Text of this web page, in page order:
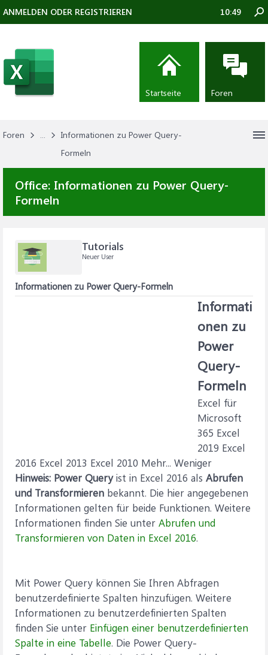
Foren ...
Informationen zu Power Query-
Formeln
Office: Informationen zu Power Query-
Formeln
Tutorials
Neuer User
Informationen zu Power Query-Formeln
Informati
onen zu
Power
Query-
Formeln
Excel für
Microsoft
365 Excel
2019 Excel
2016 Excel 2013 Excel 2010 Mehr... Weniger
Hinweis: Power Queryist in Excel 2016 als Abrufen
und Transformieren bekannt. Die hier angegebenen
Informationen gelten für beide Funktionen. Weitere
Informationen finden Sie unter Abrufen und
Transformieren von Daten in Excel 2016.
Mit Power Query können Sie Ihren Abfragen
benutzerdefinierte Spalten hinzufügen. Weitere
Informationen zu benutzerdefinierten Spalten
finden Sie unter Einfügen einer benutzerdefinierten
Spalte in eine Tabelle. Die Power Query-
ANMELDEN ODER REGISTRIEREN 10:49
Startseite Foren